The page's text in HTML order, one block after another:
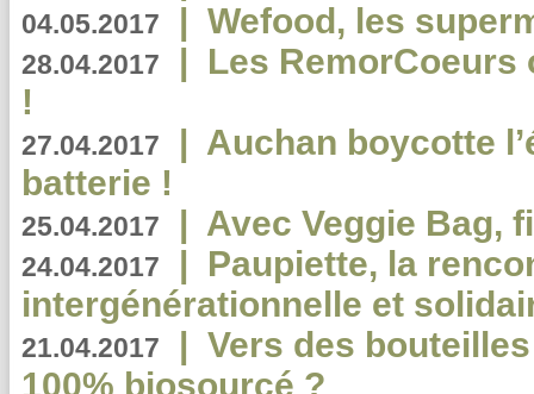
04.05.2017 | Wefood, les
28.04.2017 | Les RemorCoeurs
!
27.04.2017 | Auchan boycotte
batterie !
25.04.2017 | Avec Veggie Bag,
24.04.2017 | Paupiette, la
intergénérationnelle et
21.04.2017 | Vers des
100% biosourcé ?